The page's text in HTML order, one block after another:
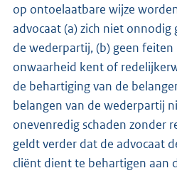
op ontoelaatbare wijze
advocaat (a) zich niet
de wederpartij, (b) geen
onwaarheid kent of
de behartiging van de
belangen van de wederpartij
onevenredig schaden zonder
geldt verder dat de advocaat
cliënt dient te behartigen aan